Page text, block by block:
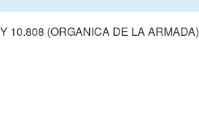
10.808 (ORGANICA DE LA ARMADA)